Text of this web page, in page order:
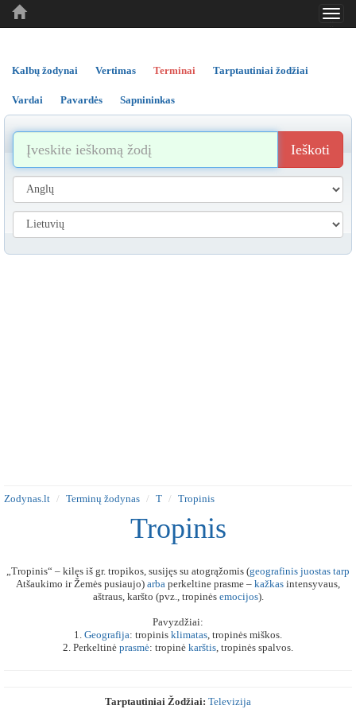
..
..
Kalbų žodynai Vertimas Terminai Tarptautiniai žodžiai
Vardai Pavardės Sapnininkas
Ieškoti
Zodynas.lt Terminų žodynas T Tropinis
Tropinis
„Tropinis“ – kilęs iš gr. tropikos, susijęs su atogrąžomis (geografinis juostas tarp
Atšaukimo ir Žemės pusiaujo) arba perkeltine prasme – kažkas intensyvaus,
aštraus, karšto (pvz., tropinės emocijos).
Pavyzdžiai:
1. Geografija: tropinis klimatas, tropinės miškos.
2. Perkeltinė prasmė: tropinė karštis, tropinės spalvos.
Tarptautiniai Žodžiai: Televizija